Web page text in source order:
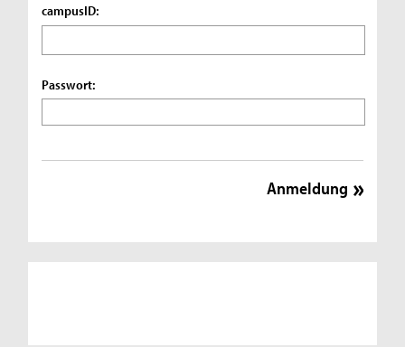
campusID:
Passwort: